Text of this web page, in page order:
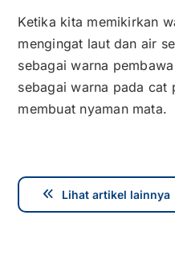
Ketika kita memikirkan
mengingat laut dan air
sebagai warna
sebagai warna pada cat
membuat nyaman mata.
Lihat artikel lainnya